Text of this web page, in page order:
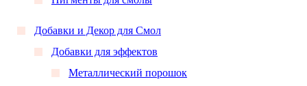
Добавки и Декор для Смол
Добавки для эффектов
Металлический порошок